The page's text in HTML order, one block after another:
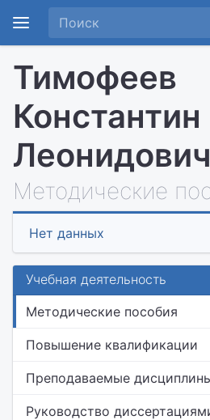
Тимофеев
Константин
Леонидович
Методические
Нет данных
Учебная деятельность
Методические пособия
Повышение квалификации
Преподаваемые
Руководство